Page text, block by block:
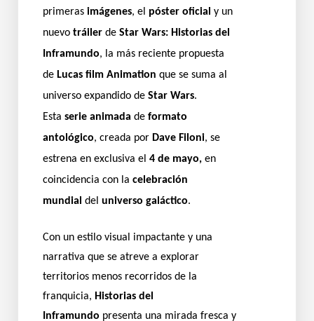
primeras imágenes, el póster oficial y un
nuevo tráiler de Star Wars: Historias del
Inframundo, la más reciente propuesta
de Lucas film Animation que se suma al
universo expandido de Star Wars.
Esta serie animada de formato
antológico, creada por Dave Filoni, se
estrena en exclusiva el 4 de mayo, en
coincidencia con la celebración
mundial del universo galáctico.
Con un estilo visual impactante y una
narrativa que se atreve a explorar
territorios menos recorridos de la
franquicia, Historias del
Inframundo presenta una mirada fresca y